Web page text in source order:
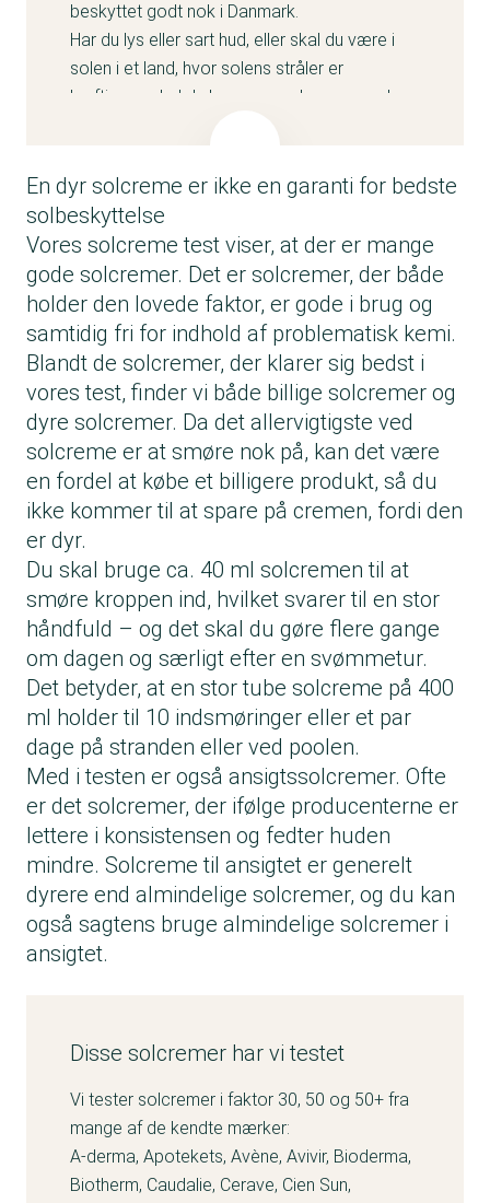
beskyttet godt nok i Danmark.
Har du lys eller sart hud, eller skal du være i
solen i et land, hvor solens stråler er
kraftigere, skal du bruge en solcreme med en
solhat og dækker dig til med tøj særligt i
middagstimerne for ikke at få for meget sol i
sommerhalvåret.
En dyr solcreme er ikke en garanti for bedste
solbeskyttelse
Vores solcreme test viser, at der er mange
gode solcremer. Det er solcremer, der både
holder den lovede faktor, er gode i brug og
samtidig fri for indhold af problematisk kemi.
Blandt de solcremer, der klarer sig bedst i
vores test, finder vi både billige solcremer og
dyre solcremer. Da det allervigtigste ved
solcreme er at smøre nok på, kan det være
en fordel at købe et billigere produkt, så du
ikke kommer til at spare på cremen, fordi den
er dyr.
Du skal bruge ca. 40 ml solcremen til at
smøre kroppen ind, hvilket svarer til en stor
håndfuld – og det skal du gøre flere gange
om dagen og særligt efter en svømmetur.
Det betyder, at en stor tube solcreme på 400
ml holder til 10 indsmøringer eller et par
dage på stranden eller ved poolen.
Med i testen er også ansigtssolcremer. Ofte
er det solcremer, der ifølge producenterne er
lettere i konsistensen og fedter huden
mindre. Solcreme til ansigtet er generelt
dyrere end almindelige solcremer, og du kan
også sagtens bruge almindelige solcremer i
ansigtet.
Disse solcremer har vi testet
Vi tester solcremer i faktor 30, 50 og 50+ fra
mange af de kendte mærker:
A-derma, Apotekets, Avène, Avivir, Bioderma,
Biotherm, Caudalie, Cerave, Cien Sun,